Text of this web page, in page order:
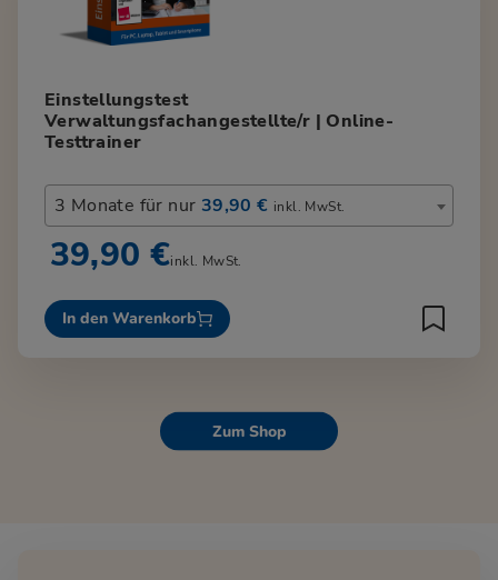
Einstellungstest
Verwaltungsfachangestellte/r | Online-
Testtrainer
3 Monate für nur 39,90 € inkl. MwSt.
39,90 €inkl. MwSt.
In den Warenkorb
Zum Shop